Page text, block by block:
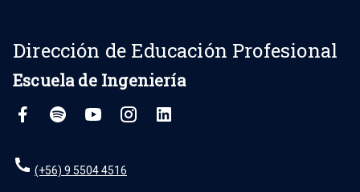
Dirección de Educación Profesional
Escuela de Ingeniería
(+56) 9 5504 4516